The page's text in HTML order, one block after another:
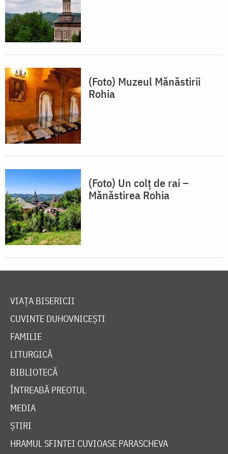
(Foto) Muzeul Mănăstirii
Rohia
(Foto) Un colț de rai –
Mănăstirea Rohia
VIAȚA BISERICII
CUVINTE DUHOVNICEȘTI
FAMILIE
LITURGICĂ
BIBLIOTECĂ
ÎNTREABĂ PREOTUL
MEDIA
ȘTIRI
HRAMUL SFINTEI CUVIOASE PARASCHEVA